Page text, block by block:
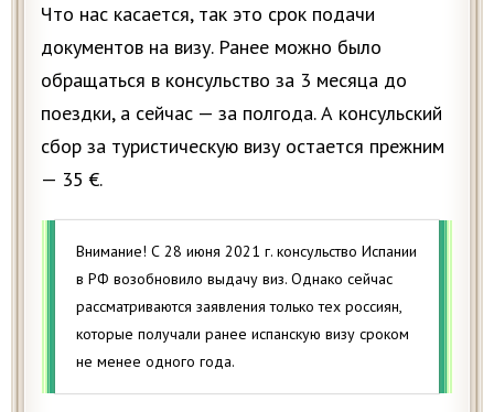
Что нас касается, так это срок подачи
документов на визу. Ранее можно было
обращаться в консульство за 3 месяца до
поездки, а сейчас — за полгода. А консульский
сбор за туристическую визу остается прежним
— 35 €.
Внимание! С 28 июня 2021 г. консульство Испании
в РФ возобновило выдачу виз. Однако сейчас
рассматриваются заявления только тех россиян,
которые получали ранее испанскую визу сроком
не менее одного года.